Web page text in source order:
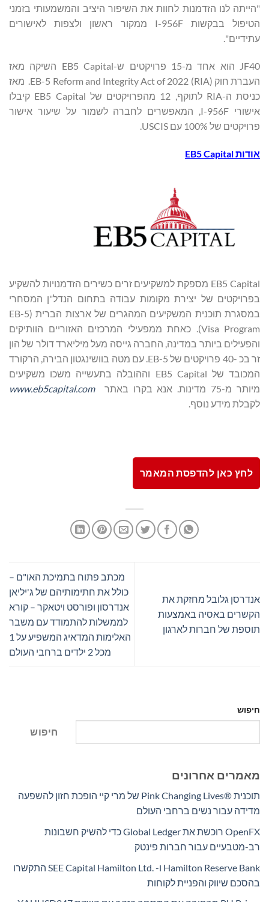
"הייתה לנו הזדמנות לחוות את השיפור היציב והמשמעותי בזמני
הטיפול בבקשות I-956F ממקור ראשון ולצפות לאישורים
עתידיים".
JF40 הוא אחד מ-15 פרויקטים ש-EB5 Capital השיקה מאז
העברת חוק EB-5 Reform and Integrity Act of 2022 (RIA). מאז
כניסת ה-RIA לתוקף, 12 מהפרויקטים של EB5 Capital קיבלו
אישורי I-956F, המאפשרים לחברה לשמור על שיעור אישור
פרויקטים של 100% עם USCIS.
אודותEB5 Capital
EB5 Capital מספקת למשקיעים זרים כשירים הזדמנויות להשקיע
בפרויקטים של יצירת מקומות עבודה בתחום הנדל"ן המסחרי
במסגרת תוכנית המשקיעים המהגרים של ארצות הברית (EB-5
Visa Program). כאחת ממפעילי המרכזים האזוריים הוותיקים
והפעילים ביותר במדינה, החברה גייסה מעל מיליארד דולר של הון
זר בכ -40 פרויקטים של EB-5. עם מטה בוושינגטון הבירה, הרקורד
המכובד של EB5 Capital וההובלה בתעשייה משכו משקיעים
מיותר מ-75 מדינות. אנא בקרו באתר
www.eb5capital.com
לקבלת מידע נוסף.
לחץ כאן להדפסת המאמר
אנדרסן גלובל מחזקת את
הקשרים באסיה באמצעות
תוספת של חברות לארגון
מכתב פתוח בתמיכת האו"ם –
כולל את חתימותיהם של ג'יליאן
אנדרסון ופורסט ויטאקר – קורא
לממשלות להתמודד עם משבר
האלימות המדאיג המשפיע על 1
מכל 2 ילדים ברחבי העולם
חיפוש
חיפוש
מאמרים אחרונים
תוכנית Pink Changing Lives®‎ של מרי קיי הופכת חזון להשפעה
מדידה עבור נשים ברחבי העולם
OpenFX רוכשת את Global Ledger כדי להשיק חשבונות
רב-מטבעיים עבור חברות פינטק
Hamilton Reserve Bank ו- SEE Capital Hamilton Ltd.‎ התקשרו
בהסכם שיווק והפניית לקוחות